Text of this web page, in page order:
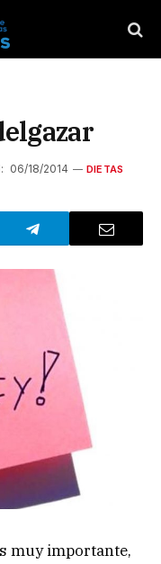
06/18/2014 DIETAS
muy importante,